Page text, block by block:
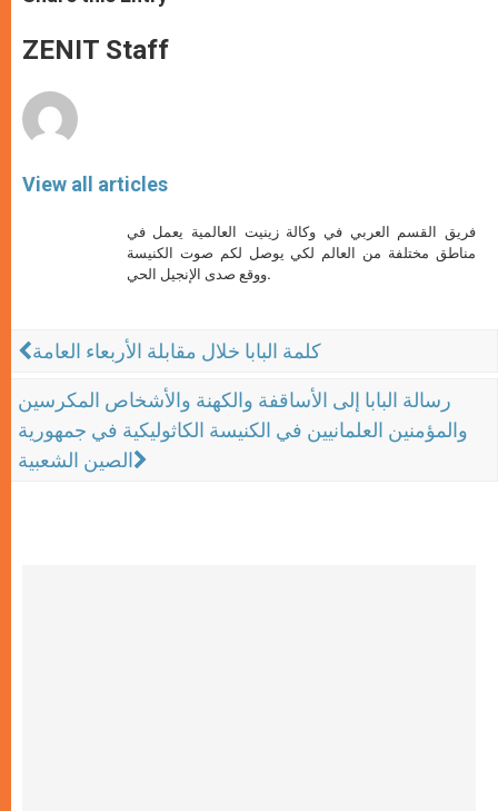
s
p
p
e
g
e
b
o
k
ZENIT Staff
View all articles
فريق القسم العربي في وكالة زينيت العالمية يعمل في
مناطق مختلفة من العالم لكي يوصل لكم صوت الكنيسة
ووقع صدى الإنجيل الحي.
كلمة البابا خلال مقابلة الأربعاء العامة
رسالة البابا إلى الأساقفة والكهنة والأشخاص المكرسين
والمؤمنين العلمانيين في الكنيسة الكاثوليكية في جمهورية
الصين الشعبية